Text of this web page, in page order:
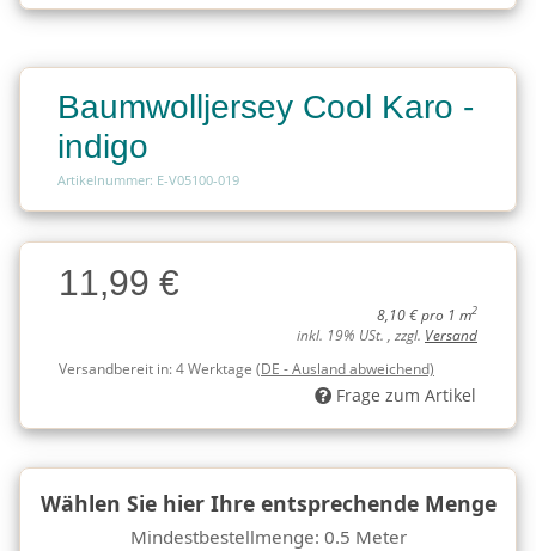
Baumwolljersey Cool Karo -
indigo
Artikelnummer: E-V05100-019
Charge
Charge11,99 €
8,10 € pro 1 m2
inkl. 19% USt. , zzgl. Versand
Versandbereit in:4 Werktage (DE - Ausland abweichend)
Frage zum Artikel
Wählen Sie hier Ihre entsprechende Menge
Mindestbestellmenge: 0.5 Meter